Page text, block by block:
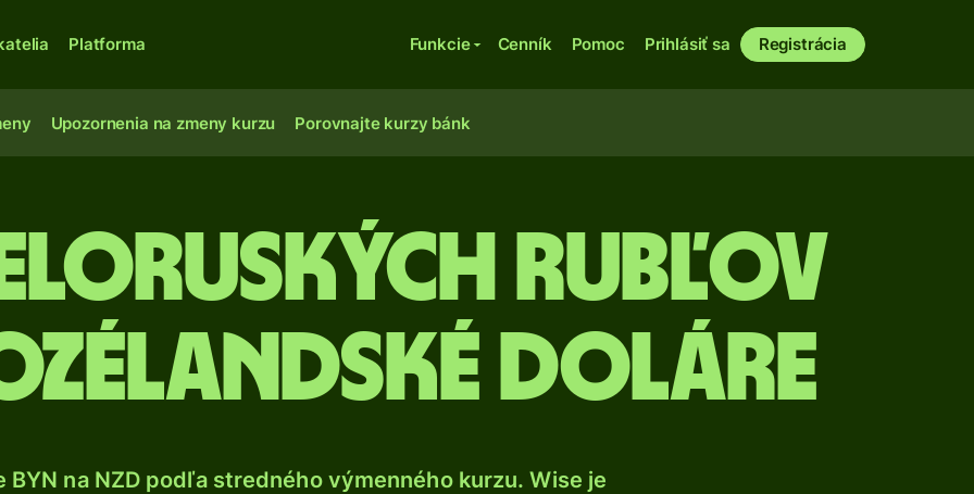
Platforma Funkcie Cenník Pomoc Prihlásiť sa Registrácia
Upozornenia na zmeny kurzu Porovnajte kurzy bánk
rubľov
doláre
BYN na NZD podľa stredného výmenného kurzu. Wise je